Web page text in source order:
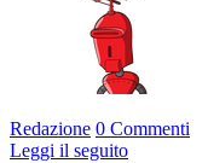
Redazione 0 Commenti
Leggi il seguito